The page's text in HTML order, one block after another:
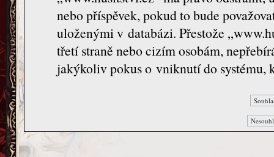
nebo příspěvek, pokud to bude
uloženými v databázi. Přestože
třetí straně nebo cizím osobám,
jakýkoliv pokus o vniknutí do systému,